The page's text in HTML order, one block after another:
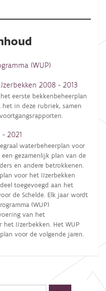
(WUP)
2008 - 2013
eerste bekkenbeheerplan
in deze rubriek, samen
2021
waterbeheerplan voor
gezamenlijk plan van de
en andere betrokkenen.
voor het IJzerbekken
toegevoegd aan het
de Schelde. Elk jaar wordt
(WUP)
van het
IJzerbekken. Het WUP
voor de volgende jaren.